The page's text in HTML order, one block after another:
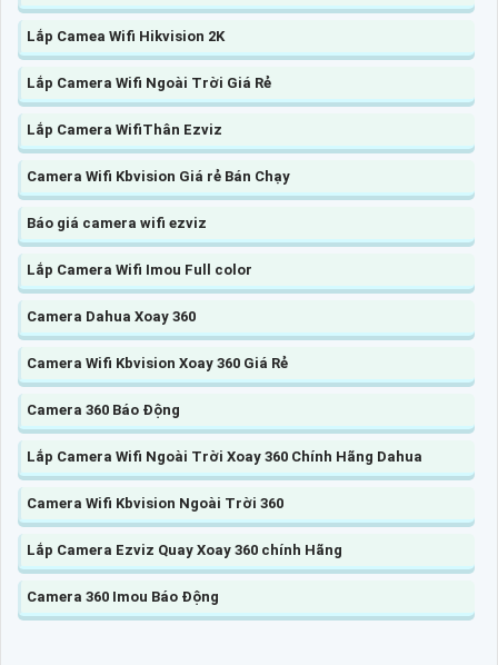
Lắp Camea Wifi Hikvision 2K
Lắp Camera Wifi Ngoài Trời Giá Rẻ
Lắp Camera WifiThân Ezviz
Camera Wifi Kbvision Giá rẻ Bán Chạy
Báo giá camera wifi ezviz
Lắp Camera Wifi Imou Full color
Camera Dahua Xoay 360
Camera Wifi Kbvision Xoay 360 Giá Rẻ
Camera 360 Báo Động
Lắp Camera Wifi Ngoài Trời Xoay 360 Chính Hãng Dahua
Camera Wifi Kbvision Ngoài Trời 360
Lắp Camera Ezviz Quay Xoay 360 chính Hãng
Camera 360 Imou Báo Động